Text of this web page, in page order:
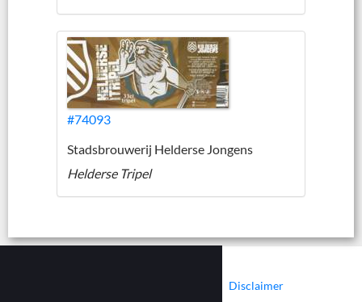
#74093
Stadsbrouwerij Helderse Jongens
Helderse Tripel
Disclaimer